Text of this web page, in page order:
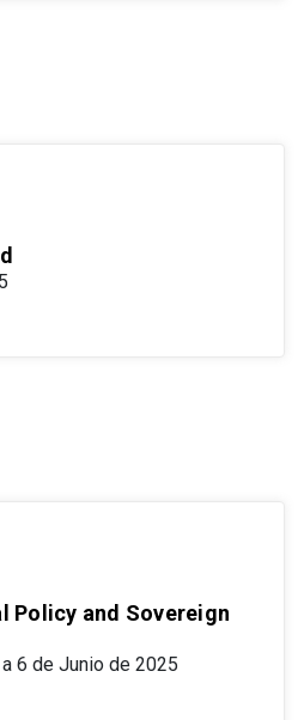
Policy and Sovereign
6 de Junio de 2025